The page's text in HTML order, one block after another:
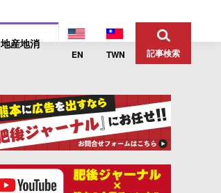
地産地消
EN TWN 記事検索